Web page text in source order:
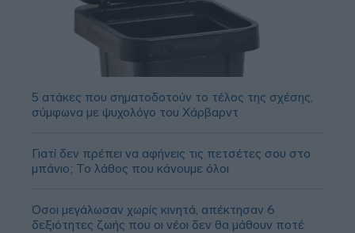
5 ατάκες που σηματοδοτούν το τέλος της σχέσης,
σύμφωνα με ψυχολόγο του Χάρβαρντ
Γιατί δεν πρέπει να αφήνεις τις πετσέτες σου στο
μπάνιο; Το λάθος που κάνουμε όλοι
Όσοι μεγάλωσαν χωρίς κινητά, απέκτησαν 6
δεξιότητες ζωής που οι νέοι δεν θα μάθουν ποτέ